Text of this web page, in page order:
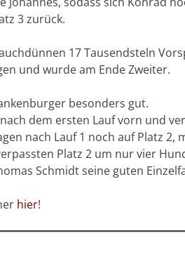
3 zurück.
17 Tausendsteln
und wurde am Ende Zweiter.
besonders gut.
dem ersten Lauf vorn und
nach Lauf 1 noch auf Platz
Platz 2 um nur vier
Schmidt seine guten
hier!